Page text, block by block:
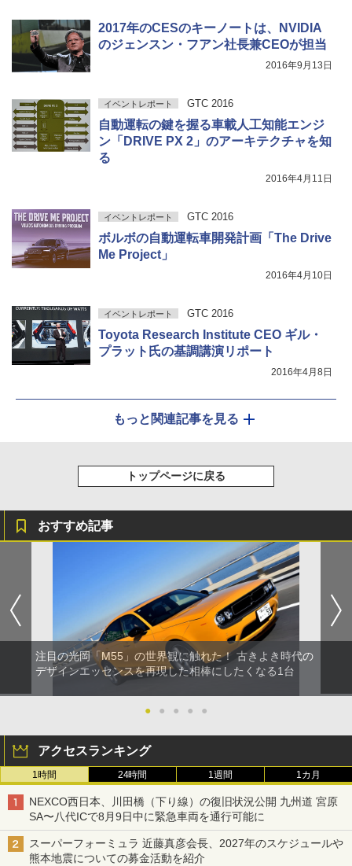
2017年のCESのキーノートは、NVIDIA
のジェンスン・フアン社長兼CEOが担当
2016年9月13日
イベントレポート GTC 2016
自動運転の鍵を握る車載人工知能エンジ
ン「DRIVE PX 2」のアーキテクチャを知
る
2016年4月11日
イベントレポート GTC 2016
ボルボの自動運転車開発計画「The Drive
Me Project」
2016年4月10日
イベントレポート GTC 2016
Toyota Research Institute CEO ギル・
プラット氏の基調講演リポート
2016年4月8日
もっと関連記事を見る
トップページに戻る
おすすめ記事
注目の光岡「M55」の世界観に触れた！ 古きよき時代の
デザインエッセンスを再現した相棒にしたくなる1台
● ● ● ● ●
アクセスランキング
1時間 24時間 1週間 1カ月
NEXCO西日本、川田橋（下り線）の復旧状況公開 九州道 宮原
SA〜八代ICで8月9日中に緊急車両を通行可能に
スーパーフォーミュラ 近藤真彦会長、2027年のスケジュールや
熊本地震についての募金活動を紹介